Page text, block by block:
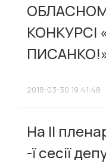
КОНКУРСІ
2018-03-30 19:41:48
На ІІ
-ї сесії